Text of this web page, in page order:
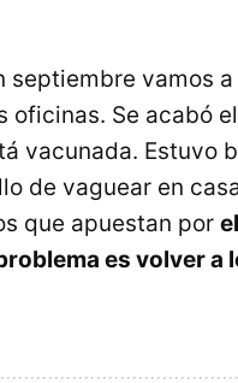
septiembre vamos
oficinas. Se acabó
vacunada. Estuvo
de vaguear en
que apuestan por
es volver a